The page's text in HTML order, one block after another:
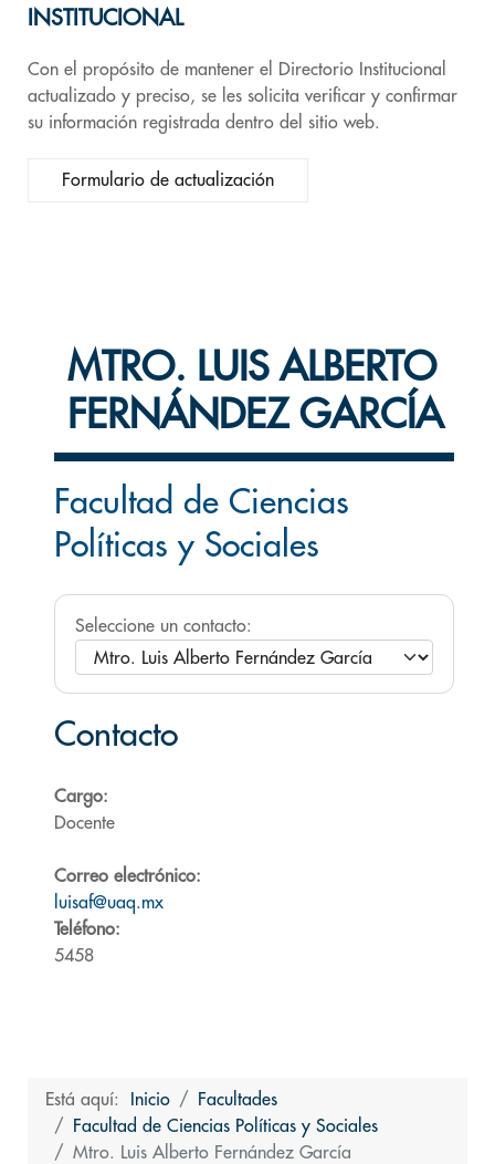
INSTITUCIONAL
Con el propósito de mantener el Directorio Institucional
actualizado y preciso, se les solicita verificar y confirmar
su información registrada dentro del sitio web.
Formulario de actualización
MTRO. LUIS ALBERTO
FERNÁNDEZ GARCÍA
Facultad de Ciencias
Políticas y Sociales
Seleccione un contacto:
Contacto
Cargo:
Docente
Correo electrónico:
luisaf@uaq.mx
Teléfono:
5458
Está aquí: Inicio
Facultades
Facultad de Ciencias Políticas y Sociales
Mtro. Luis Alberto Fernández García